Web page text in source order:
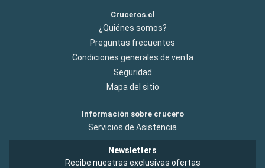
Cruceros.cl
¿Quiénes somos?
Preguntas frecuentes
Condiciones generales de venta
Seguridad
Mapa del sitio
Información sobre crucero
Servicios de Asistencia
Newsletters
Recibe nuestras exclusivas ofertas